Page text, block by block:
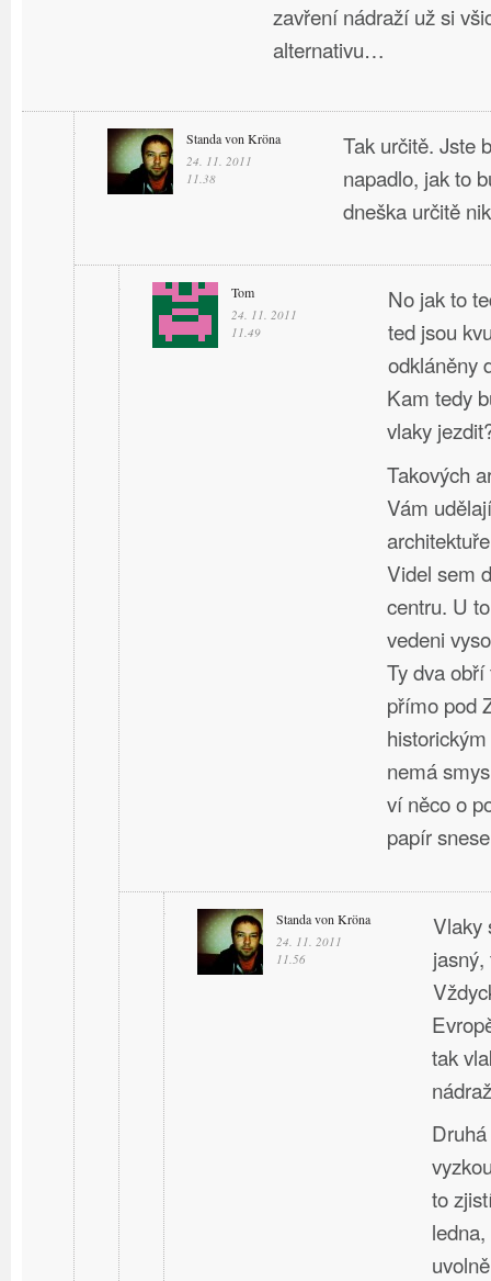
zavření nádraží už si
alternativu…
Standa von Kröna
24. 11. 2011
11.38
Tak určitě. Jste
napadlo, jak to
dneška určitě
Tom
24. 11. 2011
11.49
No jak to
ted jsou
odkláněny
Kam tedy
vlaky
Takových
Vám
Videl sem
centru. U
vedeni
Ty dva
přímo pod
nemá
ví něco o
papír
Standa von Kröna
24. 11. 2011
11.56
Vlaky
tak
to